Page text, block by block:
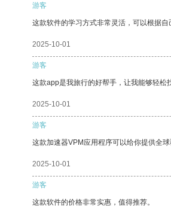
游客
这款软件的学习方式非常灵活，可以根据自
2025-10-01
游客
这款app是我旅行的好帮手，让我能够轻松
2025-10-01
游客
这款加速器VPM应用程序可以给你提供全球
2025-10-01
游客
这款软件的价格非常实惠，值得推荐。